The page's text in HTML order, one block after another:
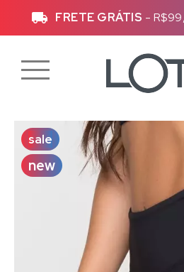
FRETE GRÁTIS -
sale
new